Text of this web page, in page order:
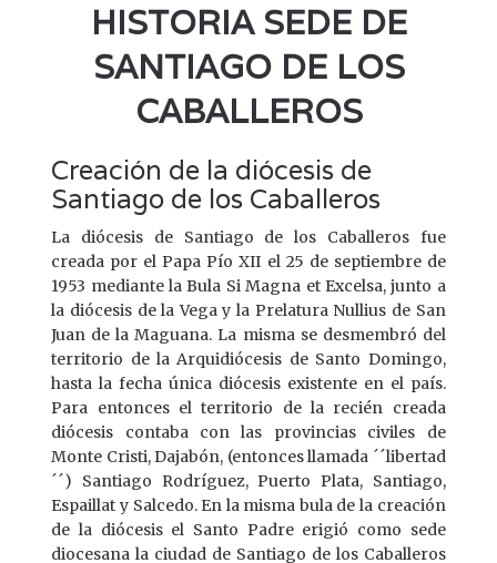
HISTORIA SEDE DE
SANTIAGO DE LOS
CABALLEROS
Creación de la diócesis de
Santiago de los Caballeros
La diócesis de Santiago de los Caballeros fue
creada por el Papa Pío XII el 25 de septiembre de
1953 mediante la Bula Si Magna et Excelsa, junto a
la diócesis de la Vega y la Prelatura Nullius de San
Juan de la Maguana. La misma se desmembró del
territorio de la Arquidiócesis de Santo Domingo,
hasta la fecha única diócesis existente en el país.
Para entonces el territorio de la recién creada
diócesis contaba con las provincias civiles de
Monte Cristi, Dajabón, (entonces llamada ´´libertad
´´) Santiago Rodríguez, Puerto Plata, Santiago,
Espaillat y Salcedo. En la misma bula de la creación
de la diócesis el Santo Padre erigió como sede
diocesana la ciudad de Santiago de los Caballeros